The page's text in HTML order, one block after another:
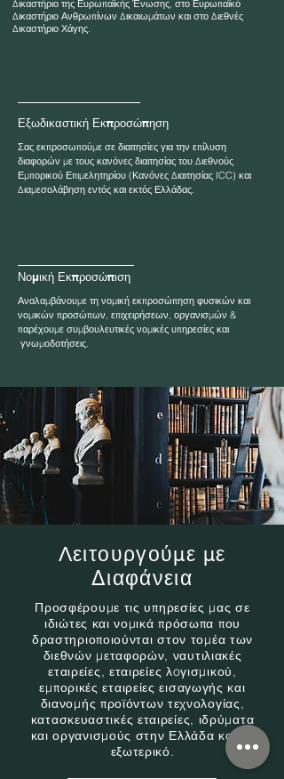
Δικαστήριο της Ευρωπαϊκής Ένωσης, στο Ευρωπαϊκό
Δικαστήριο Ανθρωπίνων Δικαιωμάτων και στο Διεθνές
Δικαστήριο Χάγης.
Εξωδικαστική Εκπροσώπηση
Σας εκπροσωπούμε σε διαιτησίες για την επίλυση
διαφορών με τους κανόνες διαιτησίας του Διεθνούς
Εμπορικού Επιμελητηρίου (Κανόνες Διαιτησίας ICC) και
Διαμεσολάβηση εντός και εκτός Ελλάδας.
Νομική Εκπροσώπιση
Αναλαμβάνουμε τη νομική εκπροσώπηση φυσικών και
νομικών προσώπων, επιχειρήσεων, οργανισμών &
παρέχουμε συμβουλευτικές νομικές υπηρεσίες και
γνωμοδοτήσεις.
Λειτουργούμε με
Διαφάνεια
Προσφέρουμε τις υπηρεσίες μας σε
ιδιώτες και νομικά πρόσωπα που
δραστηριοποιούνται στον τομέα των
διεθνών μεταφορών, ναυτιλιακές
εταιρείες, εταιρείες λoγισμικού,
εμπορικές εταιρείες εισαγωγής και
διανομής προϊόντων τεχνολογίας,
κατασκευαστικές εταιρείες, ιδρύματα
και οργανισμούς στην Ελλάδα και το
εξωτερικό.